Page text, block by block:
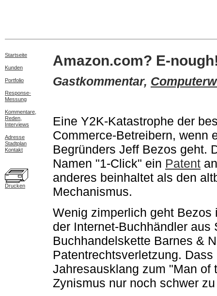
Startseite
Kunden
Portfolio
Response-
Messung
Kommentare,
Reden,
Interviews
Adresse
Stadtplan
Kontakt
Drucken
Amazon.com? E-
Gastkommentar,
Eine Y2K-Katastrophe der
Commerce-Betreibern, wenn
Begründers Jeff Bezos geht.
Namen "1-Click" ein Patent
anderes beinhaltet als den
Mechanismus.
Wenig zimperlich geht
der Internet-Buchhändler
Buchhandelskette Barnes &
Patentrechtsverletzung.
Jahresausklang zum "Man of
Zynismus nur noch schwer